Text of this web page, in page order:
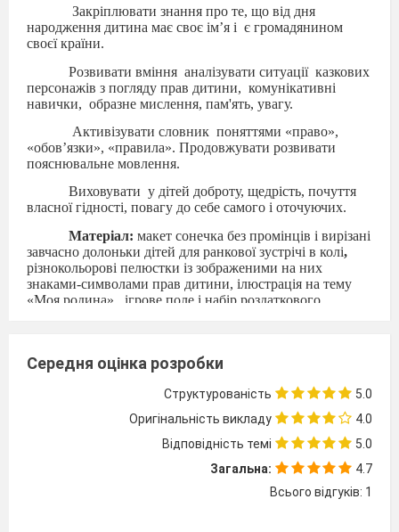
Закріплювати знання про те, що від дня
народження дитина має своє ім’я і є громадянином
своєї країни.
Розвивати вміння аналізувати ситуації казкових
персонажів з погляду прав дитини, комунікативні
навички, образне мислення, пам'ять, увагу.
Активізувати словник поняттями «право»,
«обов’язки», «правила». Продовжувати розвивати
пояснювальне мовлення.
Виховувати у дітей доброту, щедрість, почуття
власної гідності, повагу до себе самого і оточуючих.
Матеріал:макет сонечка без промінців і вирізані
завчасно долоньки дітей для ранкової зустрічі в колі,
різнокольорові пелюстки із зображеними на них
знаками-символами прав дитини, ілюстрація на тему
«Моя родина»,
ігрове поле і набір роздаткового
іграшкова сова, аудіо запис звуків птахів і руханки
«Маленькі правознавці»
Попередня робота: читання казок, у яких
порушено права казкових героїв.
Проведення серії занять, що формують у дітей початкові
знання на основі Конвенції ООН про права дитини
Середня оцінка розробки
Структурованість
5.0
Оригінальність викладу
4.0
Відповідність темі
5.0
Загальна:
4.7
Всього відгуків: 1